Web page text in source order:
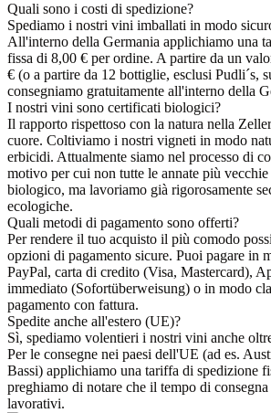
Quali sono i costi di spedizione?
Spediamo i nostri vini imballati in modo
All'interno della Germania applichiamo una
fissa di 8,00 € per ordine. A partire da un
€ (o a partire da 12 bottiglie, esclusi Pudli´s,
consegniamo gratuitamente all'interno della
I nostri vini sono certificati biologici?
Il rapporto rispettoso con la natura nella
cuore. Coltiviamo i nostri vigneti in modo
erbicidi. Attualmente siamo nel processo di
motivo per cui non tutte le annate più
biologico, ma lavoriamo già rigorosamente
ecologiche.
Quali metodi di pagamento sono offerti?
Per rendere il tuo acquisto il più comodo
opzioni di pagamento sicure. Puoi pagare in
PayPal, carta di credito (Visa, Mastercard),
immediato (Sofortüberweisung) o in modo
pagamento con fattura.
Spedite anche all'estero (UE)?
Sì, spediamo volentieri i nostri vini anche
Per le consegne nei paesi dell'UE (ad es.
Bassi) applichiamo una tariffa di spedizione
preghiamo di notare che il tempo di
lavorativi.